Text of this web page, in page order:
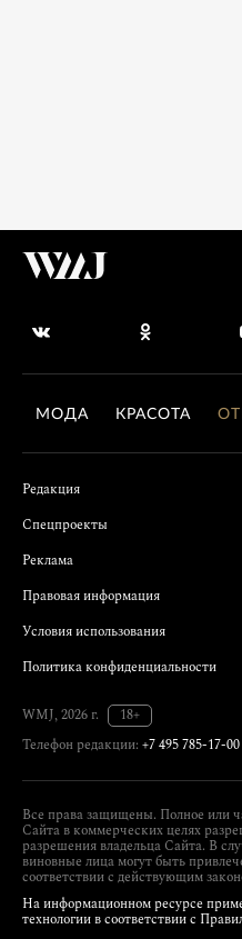
МОДА КРАСОТА
Редакция
Спецпроекты
Реклама
Правовая информация
Условия использования
Политика конфиденциальности
WMJ, 2026 г.
18+
Телефон редакции: +7 495 785-17-00
Все права защищены. Полное или
Сайта в коммерческих целях
разрешения владельца Сайта. В
виновные лица могут быть
соответствии с действующим
На информационном ресурсе
технологии в соответствии с